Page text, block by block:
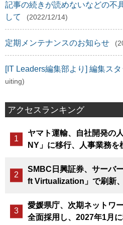
記事の続きが読めないなどの不
して
(2022/12/14)
定期メンテナンスのお知らせ
[IT Leaders編集部より] 編集ス
uiting)
アクセスランキング
ヤマト運輸、自社開発の
NY」に移行、人事業務を
SMBC日興証券、サーバ
ft Virtualization」で刷新
愛媛県庁、次期ネットワ
全面採用し、2027年1月